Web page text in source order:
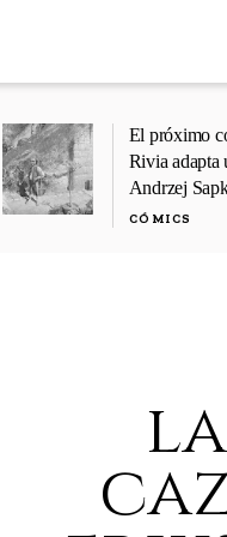
El próximo
Rivia adapta
Andrzej
CÓMICS